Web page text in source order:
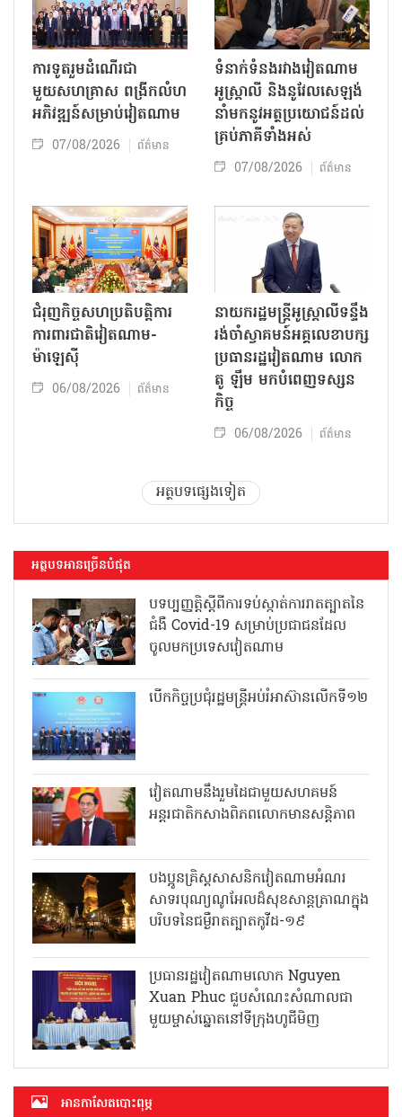
ការទូតរួមដំណើរជា
មួយសហគ្រាស ពង្រីកលំហ
អភិវឌ្ឍន៍សម្រាប់វៀតណាម
07/08/2026 ព័ត៌មាន
ទំនាក់ទំនងរវាងវៀតណាម
អូស្ត្រាលី និងនូវែលសេឡង់
នាំមកនូវអត្ថប្រយោជន៍ដល់
គ្រប់ភាគីទាំងអស់
07/08/2026 ព័ត៌មាន
ជំរុញកិច្ចសហប្រតិបត្តិការ
ការពារជាតិវៀតណាម-
ម៉ាឡេស៊ី
06/08/2026 ព័ត៌មាន
នាយករដ្ឋមន្ត្រីអូស្ត្រាលីទន្ទឹង
រង់ចាំស្វាគមន៍អគ្គលេខាបក្ស
ប្រធានរដ្ឋវៀតណាម លោក
តូ ឡឹម មកបំពេញទស្សន
កិច្ច
06/08/2026 ព័ត៌មាន
អត្ថបទផ្សេងទៀត
អត្ថបទអានច្រើនបំផុត
បទប្បញ្ញត្តិស្តីពីការទប់ស្កាត់ការរាតត្បាតនៃ
ជំងឺ Covid-19 សម្រាប់ប្រជាជនដែល
ចូលមកប្រទេសវៀតណាម
បើកកិច្ចប្រជុំរដ្ឋមន្ត្រីអប់រំអាស៊ានលើកទី១២
វៀតណាមនឹងរួមដៃជាមួយសហគមន៍
អន្តរជាតិកសាងពិភពលោកមានសន្តិភាព
បងប្អូនគ្រិស្តសាសនិកវៀតណាមអំណរ
សាទរបុណ្យណូអែលដ៏សុខសាន្តត្រាណក្នុង
បរិបទនៃជម្ងឺរាតត្បាតកូវីដ-១៩
ប្រធានរដ្ឋវៀតណាមលោក Nguyen
Xuan Phuc ជួបសំណេះសំណាលជា
មួយម្ចាស់ឆ្នោតនៅទីក្រុងហូជីមិញ
អាន​កាសែត​បោះពុម្ភ